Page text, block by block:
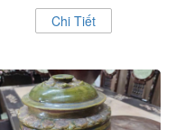
Chi Tiết